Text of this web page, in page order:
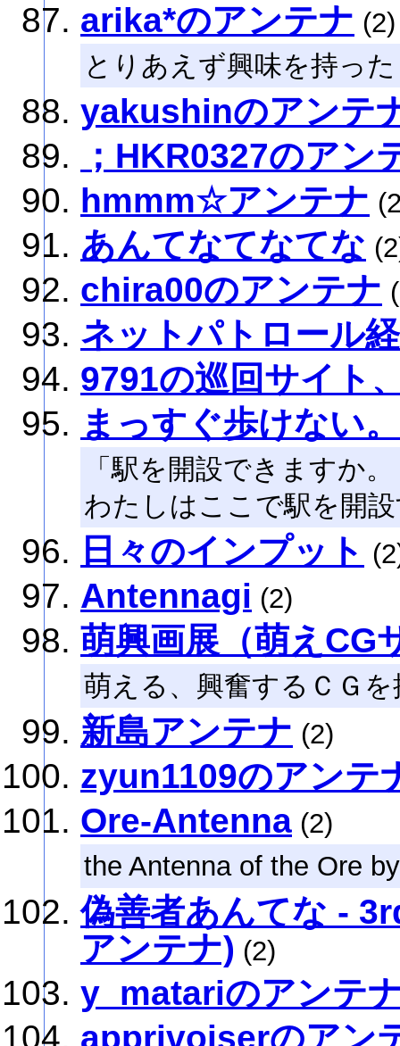
arika*のアンテナ (2)
とりあえず興味を持っ
yakushinのアンテ
；HKR0327のアン
hmmm☆アンテナ
あんてなてなてな
chira00のアンテナ
ネットパトロール
9791の巡回サイト
まっすぐ歩けない。
「駅を開設できますか。
わたしはここで駅を開
日々のインプット
Antennagi (2)
萌興画展（萌えCG
萌える、興奮するＣＧ
新島アンテナ (2)
zyun1109のアンテ
Ore-Antenna (2)
the Antenna of the Ore
偽善者あんてな -
アンテナ) (2)
y_matariのアンテ
apprivoiserのアン